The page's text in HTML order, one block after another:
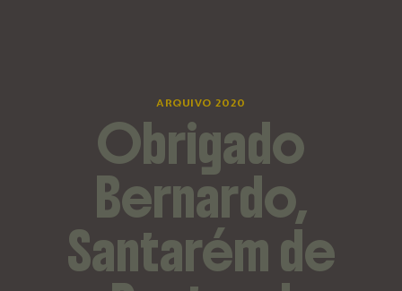
ARQUIVO 2020
Obrigado
Bernardo,
Santarém de